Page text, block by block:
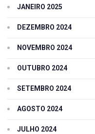
JANEIRO 2025
DEZEMBRO 2024
NOVEMBRO 2024
OUTUBRO 2024
SETEMBRO 2024
AGOSTO 2024
JULHO 2024